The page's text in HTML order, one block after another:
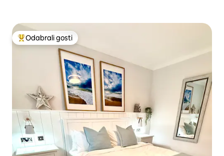
Među najviše rangiranima s oznakom „Odabrali gosti”
Odabrali gosti